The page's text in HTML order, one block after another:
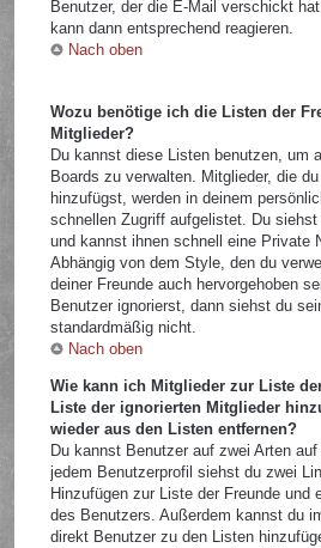
Benutzer, der die E-Mail verschickt
kann dann entsprechend reagieren.
Nach oben
Wozu benötige ich die Listen der
Mitglieder?
Du kannst diese Listen benutzen, um
Boards zu verwalten. Mitglieder, die
hinzufügst, werden in deinem
schnellen Zugriff aufgelistet. Du
und kannst ihnen schnell eine Private
Abhängig von dem Style, den du
deiner Freunde auch hervorgehoben
Benutzer ignorierst, dann siehst du
standardmäßig nicht.
Nach oben
Wie kann ich Mitglieder zur Liste
Liste der ignorierten Mitglieder
wieder aus den Listen entfernen?
Du kannst Benutzer auf zwei Arten
jedem Benutzerprofil siehst du zwei
Hinzufügen zur Liste der Freunde und
des Benutzers. Außerdem kannst du
direkt Benutzer zu den Listen